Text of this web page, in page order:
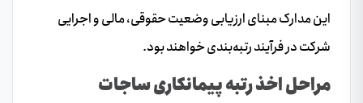
این مدارک مبنای ارزیابی وضعیت حقوقی، مالی و اجرایی
شرکت در فرآیند رتبه‌بندی خواهند بود.
مراحل اخذ رتبه پیمانکاری ساجات